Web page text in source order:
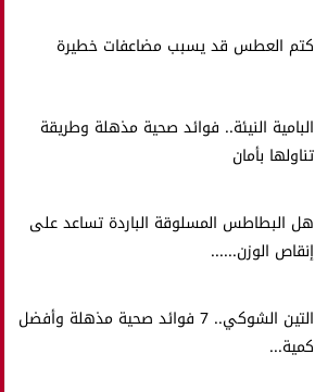
كتم العطس قد يسبب مضاعفات خطيرة
البامية النيئة.. فوائد صحية مذهلة وطريقة
تناولها بأمان
هل البطاطس المسلوقة الباردة تساعد على
إنقاص الوزن......
التين الشوكي.. 7 فوائد صحية مذهلة وأفضل
كمية...